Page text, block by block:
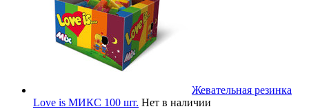
Жевательная резинка
Love is МИКС 100 шт. Нет в наличии